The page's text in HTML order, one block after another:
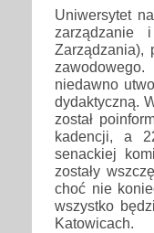
Uniwersytet
zarządzanie
Zarządzania),
niedawno
dydaktyczną.
został
kadencji, a
senackiej
zostały
choć nie
wszystko
Katowicach.